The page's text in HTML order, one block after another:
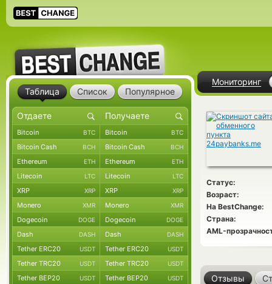
Мониторинг
Статус:
Возраст:
На BestChange:
Страна:
AML-
Отзывы
Таблица Список Популярное
Bitcoin BTC Bitcoin BTC
Bitcoin Cash BCH Bitcoin Cash BCH
Ethereum ETH Ethereum ETH
Litecoin LTC Litecoin LTC
XRP XRP XRP XRP
Monero XMR Monero XMR
Dogecoin DOGE Dogecoin DOGE
Dash DASH Dash DASH
Tether ERC20 USDT Tether ERC20 USDT
Tether TRC20 USDT Tether TRC20 USDT
Tether BEP20 USDT Tether BEP20 USDT